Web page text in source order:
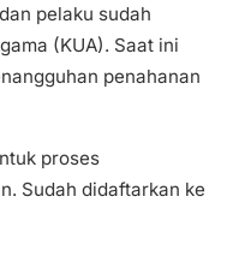
pelaku sudah
(KUA). Saat ini
penahanan
proses
Sudah didaftarkan ke